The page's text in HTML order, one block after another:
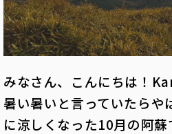
みなさん、こんにちは！
暑い暑いと言っていたらや
に涼しくなった10月の阿蘇